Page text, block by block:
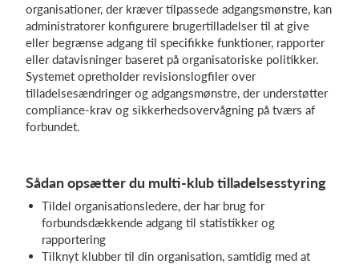
organisationer, der kræver tilpassede adgangsmønstre, kan
administratorer konfigurere brugertilladelser til at give
eller begrænse adgang til specifikke funktioner, rapporter
eller datavisninger baseret på organisatoriske politikker.
Systemet opretholder revisionslogfiler over
tilladelsesændringer og adgangsmønstre, der understøtter
compliance-krav og sikkerhedsovervågning på tværs af
forbundet.
Sådan opsætter du multi-klub tilladelsesstyring
Tildel organisationsledere, der har brug for
forbundsdækkende adgang til statistikker og
rapportering
Tilknyt klubber til din organisation, samtidig med at